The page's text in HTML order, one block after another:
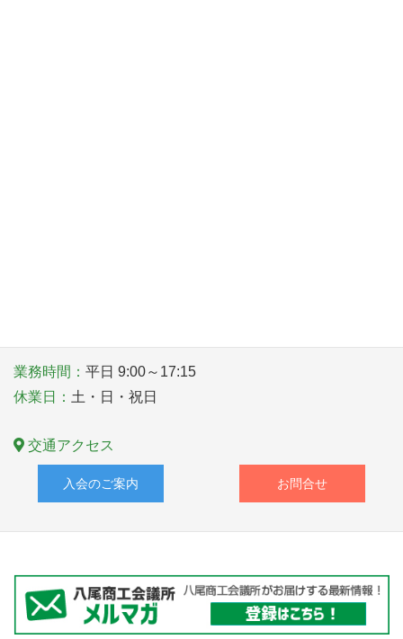
業務時間： 平日 9:00～17:15
休業日： 土・日・祝日
交通アクセス
入会のご案内 お問合せ